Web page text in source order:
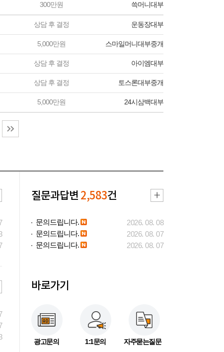
300만원 쓱머니대부
상담 후 결정 운동장대부
5,000만원 스마일머니대부중개
상담 후 결정 아이엠대부
상담 후 결정 토스론대부중개
5,000만원 24시삼백대부
질문과답변 2,583건
문의드립니다.
2026. 08. 08
문의드립니다.
2026. 08. 07
문의드립니다.
2026. 08. 07
바로가기
광고문의 1:1문의 자주묻는질문